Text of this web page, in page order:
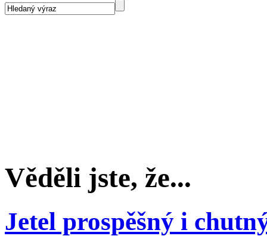
Věděli jste, že...
Jetel prospěšný i